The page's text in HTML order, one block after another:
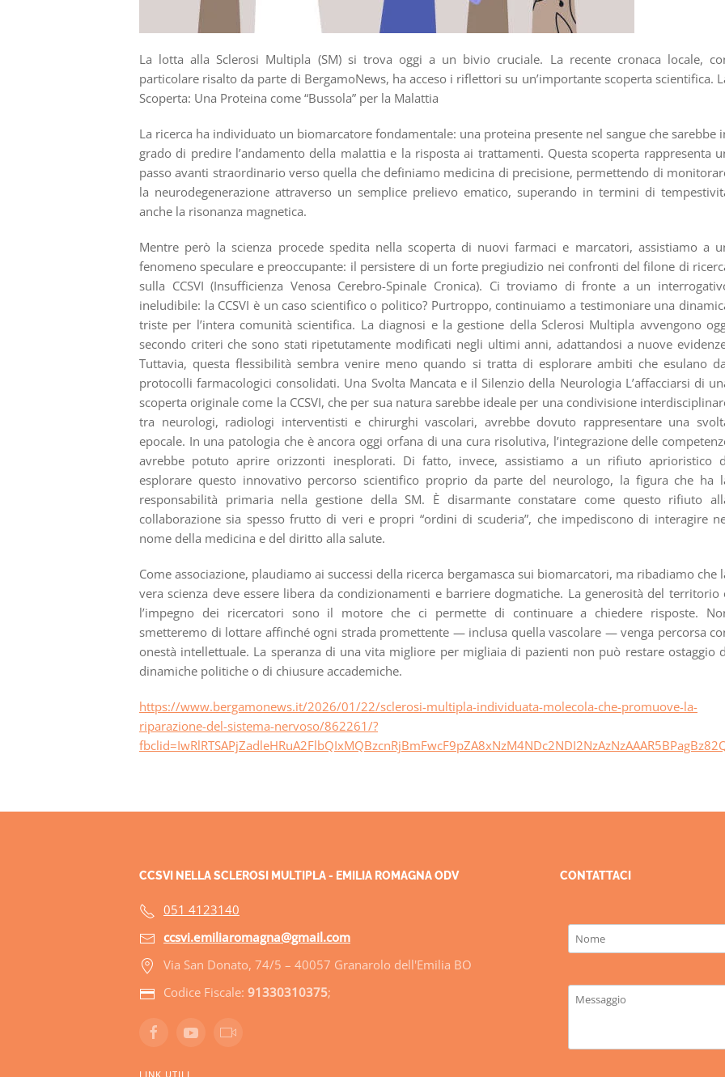
La lotta alla Sclerosi Multipla (SM) si trova oggi a un bivio cruciale. La recente cronaca locale,
particolare risalto da parte di BergamoNews, ha acceso i riflettori su un’importante scoperta scientifica.
Scoperta: Una Proteina come “Bussola” per la Malattia
La ricerca ha individuato un biomarcatore fondamentale: una proteina presente nel sangue che sarebbe
grado di predire l’andamento della malattia e la risposta ai trattamenti. Questa scoperta rappresenta
passo avanti straordinario verso quella che definiamo medicina di precisione, permettendo di
la neurodegenerazione attraverso un semplice prelievo ematico, superando in termini di
anche la risonanza magnetica.
Mentre però la scienza procede spedita nella scoperta di nuovi farmaci e marcatori, assistiamo a
fenomeno speculare e preoccupante: il persistere di un forte pregiudizio nei confronti del filone di
sulla CCSVI (Insufficienza Venosa Cerebro-Spinale Cronica). Ci troviamo di fronte a un
ineludibile: la CCSVI è un caso scientifico o politico? Purtroppo, continuiamo a testimoniare una
triste per l’intera comunità scientifica. La diagnosi e la gestione della Sclerosi Multipla avvengono
secondo criteri che sono stati ripetutamente modificati negli ultimi anni, adattandosi a nuove
Tuttavia, questa flessibilità sembra venire meno quando si tratta di esplorare ambiti che esulano
protocolli farmacologici consolidati. Una Svolta Mancata e il Silenzio della Neurologia L’affacciarsi di
scoperta originale come la CCSVI, che per sua natura sarebbe ideale per una condivisione
tra neurologi, radiologi interventisti e chirurghi vascolari, avrebbe dovuto rappresentare una
epocale. In una patologia che è ancora oggi orfana di una cura risolutiva, l’integrazione delle
avrebbe potuto aprire orizzonti inesplorati. Di fatto, invece, assistiamo a un rifiuto aprioristico
esplorare questo innovativo percorso scientifico proprio da parte del neurologo, la figura che ha
responsabilità primaria nella gestione della SM. È disarmante constatare come questo rifiuto
collaborazione sia spesso frutto di veri e propri “ordini di scuderia”, che impediscono di interagire
nome della medicina e del diritto alla salute.
Come associazione, plaudiamo ai successi della ricerca bergamasca sui biomarcatori, ma ribadiamo che
vera scienza deve essere libera da condizionamenti e barriere dogmatiche. La generosità del territorio
l’impegno dei ricercatori sono il motore che ci permette di continuare a chiedere risposte.
smetteremo di lottare affinché ogni strada promettente — inclusa quella vascolare — venga percorsa
onestà intellettuale. La speranza di una vita migliore per migliaia di pazienti non può restare ostaggio
dinamiche politiche o di chiusure accademiche.
https://www.bergamonews.it/2026/01/22/sclerosi-multipla-individuata-molecola-che-promuove-la-
riparazione-del-sistema-nervoso/862261/?
CCSVI NELLA SCLEROSI MULTIPLA - EMILIA ROMAGNA ODV
051 4123140
ccsvi.emiliaromagna@gmail.com
Via San Donato, 74/5 – 40057 Granarolo dell'Emilia BO
Codice Fiscale: 91330310375;
LINK UTILI
CONTATTACI